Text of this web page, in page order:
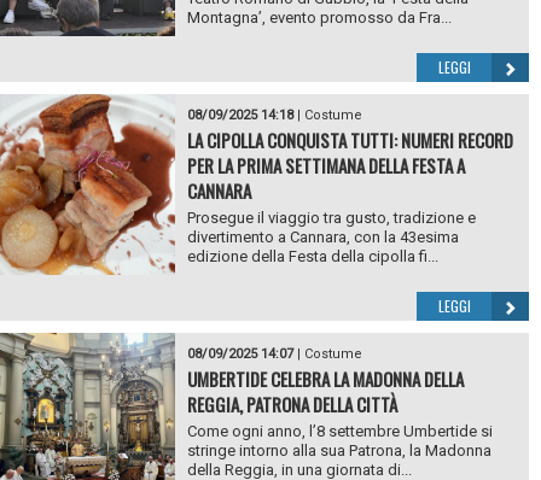
Montagna’, evento promosso da Fra...
LEGGI
08/09/2025 14:18| Costume
LA CIPOLLA CONQUISTA TUTTI: NUMERI RECORD
PER LA PRIMA SETTIMANA DELLA FESTA A
CANNARA
Prosegue il viaggio tra gusto, tradizione e
divertimento a Cannara, con la 43esima
edizione della Festa della cipolla fi...
LEGGI
08/09/2025 14:07| Costume
UMBERTIDE CELEBRA LA MADONNA DELLA
REGGIA, PATRONA DELLA CITTÀ
Come ogni anno, l’8 settembre Umbertide si
stringe intorno alla sua Patrona, la Madonna
della Reggia, in una giornata di...